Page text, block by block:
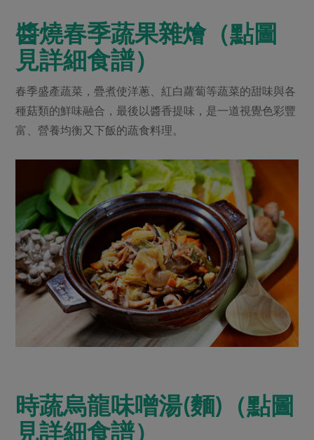
醬燒春季蔬果雜燴（點圖
見詳細食譜）
春季盛產蔬菜，疊煮使洋蔥、紅白蘿蔔等蔬菜的甜味與各
種菇類的鮮味融合，最後以醬香提味，是一道視覺色彩豐
富、營養均衡又下飯的蔬食料理。
時蔬烏龍味噌湯(麵)（點圖
見詳細食譜）